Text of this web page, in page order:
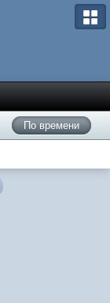
По времени